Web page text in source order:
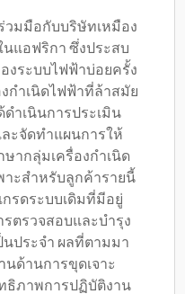
ร่วมมือกับบริษัทเหมือง
แอฟริกา ซึ่งประสบ
งระบบไฟฟ้าบ่อยครั้ง
งกำเนิดไฟฟ้าที่ล้าสมัย
ดำเนินการประเมิน
ะจัดทำแผนการให้
ากลุ่มเครื่องกำเนิด
ะสำหรับลูกค้ารายนี้
กรดระบบเดิมที่มีอยู่
ตรวจสอบและบำรุง
นประจำ ผลที่ตามมา
นด้านการขุดเจาะ
ธิภาพการปฏิบัติงาน